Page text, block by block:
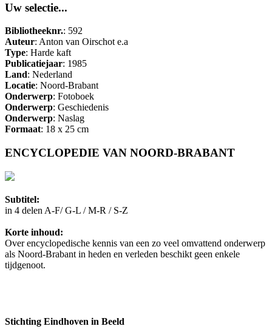
Uw selectie...
Bibliotheeknr.: 592
Auteur: Anton van Oirschot e.a
Type: Harde kaft
Publicatiejaar: 1985
Land: Nederland
Locatie: Noord-Brabant
Onderwerp: Fotoboek
Onderwerp: Geschiedenis
Onderwerp: Naslag
Formaat: 18 x 25 cm
ENCYCLOPEDIE VAN NOORD-BRABANT
Subtitel:
in 4 delen A-F/ G-L / M-R / S-Z
Korte inhoud:
Over encyclopedische kennis van een zo veel omvattend onderwerp
als Noord-Brabant in heden en verleden beschikt geen enkele
tijdgenoot.
Stichting Eindhoven in Beeld